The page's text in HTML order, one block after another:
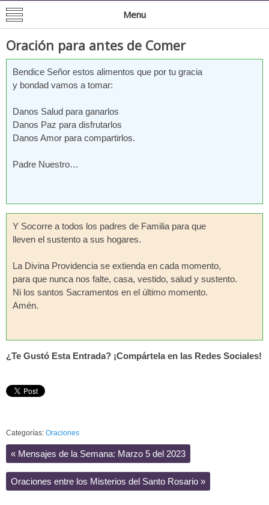
Mision de San Juan Bautista
Informacion General de la Mission
Menu
Oración para antes de Comer
Bendice Señor estos alimentos que por tu gracia
y bondad vamos a tomar:
Danos Salud para ganarlos
Danos Paz para disfrutarlos
Danos Amor para compartirlos.
Padre Nuestro…
Y Socorre a todos los padres de Familia para que
lleven el sustento a sus hogares.
La Divina Providencia se extienda en cada momento,
para que nunca nos falte, casa, vestido, salud y sustento.
Ni los santos Sacramentos en el último momento.
Amén.
¿Te Gustó Esta Entrada? ¡Compártela en las Redes Sociales!
Categorías: Oraciones
« Mensajes de la Semana: Marzo 5 del 2023
Oraciones entre los Misterios del Santo Rosario »